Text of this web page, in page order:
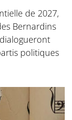
de 2027,
Bernardins
politiques